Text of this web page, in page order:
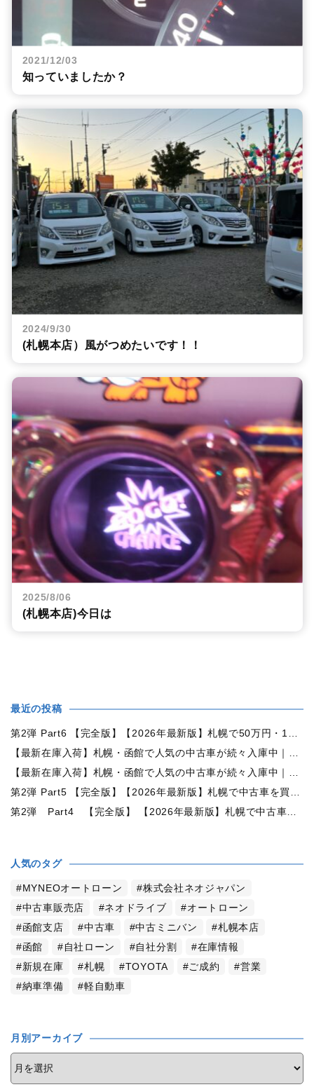
2021/12/03
知っていましたか？
2024/9/30
(札幌本店）風がつめたいです！！
2025/8/06
(札幌本店)今日は
最近の投稿
第2弾 Part6 【完全版】【2026年最新版】札幌で50万円・100万円・150万円ならどんな中古車が買える？予算別中古車選び完全ガイド
【最新在庫入荷】札幌・函館で人気の中古車が続々入庫中｜早い者勝ち！【トヨタ ヴォクシー2.0ZS煌Ⅱ 4WD】
【最新在庫入荷】札幌・函館で人気の中古車が続々入庫中｜早い者勝ち！【ダイハツ タント660カスタムX 4WD】
第2弾 Part5 【完全版】【2026年最新版】札幌で中古車を買うなら何月がおすすめ？狙い目の時期・冬前に買うメリットを徹底解説
第2弾 Part4 【完全版】 【2026年最新版】札幌で中古車を買うなら2WDと4WDどっち？北海道の雪道・燃費・価格・維持費を徹底比較
人気のタグ
MYNEOオートローン
株式会社ネオジャパン
中古車販売店
ネオドライブ
オートローン
函館支店
中古車 中古ミニバン
札幌本店
函館
自社ローン 自社分割
在庫情報
新規在庫
札幌 TOYOTA ご成約
営業
納車準備
軽自動車
月別アーカイブ